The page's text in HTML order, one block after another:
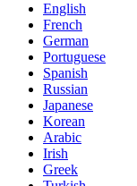
English
French
German
Portuguese
Spanish
Russian
Japanese
Korean
Arabic
Irish
Greek